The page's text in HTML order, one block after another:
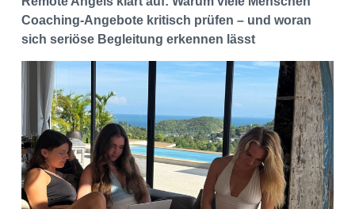
Coaching-Angebote kritisch prüfen – und woran
sich seriöse Begleitung erkennen lässt